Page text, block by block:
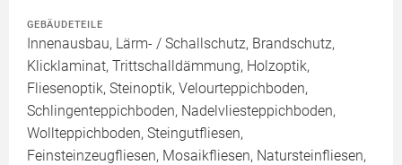
GEBÄUDETEILE
Innenausbau, Lärm- / Schallschutz, Brandschutz,
Klicklaminat, Trittschalldämmung, Holzoptik,
Fliesenoptik, Steinoptik, Velourteppichboden,
Schlingenteppichboden, Nadelvliesteppichboden,
Wollteppichboden, Steingutfliesen,
Feinsteinzeugfliesen, Mosaikfliesen, Natursteinfliesen,